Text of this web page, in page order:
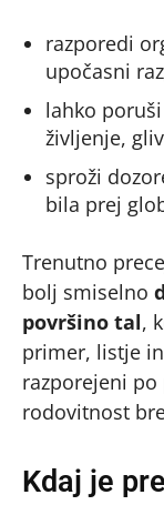
razporedi
upočasni
lahko
življenje,
sproži
bila prej
Trenutno
bolj smiselno
površino tal,
primer, listje
razporejeni
rodovitnost
Kdaj je